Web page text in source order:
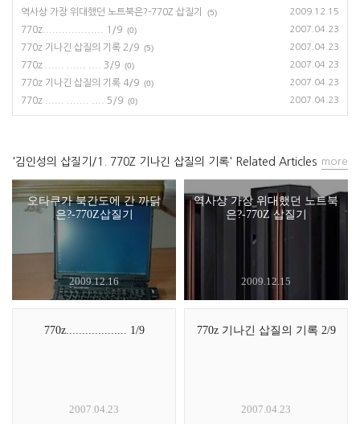
역사상 가장 위대했던 노트북은?-770Z 삽질기 (5) 2009.12.15
770z................... 1/9 (0) 2007.04.23
770z 기나긴 삽질의 기록 2/9 (5) 2007.04.23
770z ...... ...... .... 3/9 (0) 2007.04.23
770z 기나긴 삽질의 기록 4/9 (0) 2007.04.23
770z ...... ....... .... 5/9 (0) 2007.04.23
'김인성의 삽질기/1. 770Z 기나긴 삽질의 기록' Related Articles
오타쿠가 북간도에 간 까닭
은?-770Z삽질기
2009.12.16
역사상 가장 위대했던 노트북
은?-770Z 삽질기
2009.12.15
770z................... 1/9
2007.04.23
770z 기나긴 삽질의 기록 2/9
2007.04.23
more